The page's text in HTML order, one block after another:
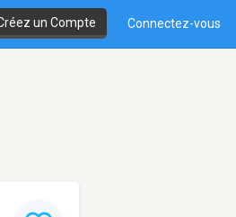
un Compte Connectez-vous